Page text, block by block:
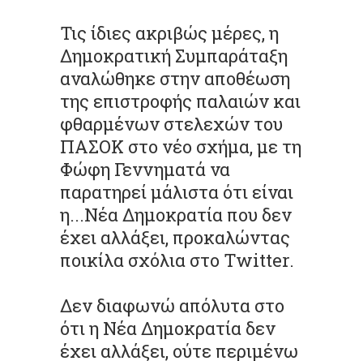
Τις ίδιες ακριβώς μέρες, η
Δημοκρατική Συμπαράταξη
αναλώθηκε στην αποθέωση
της επιστροφής παλαιών και
φθαρμένων στελεχών του
ΠΑΣΟΚ στο νέο σχήμα, με τη
Φώφη Γεννηματά να
παρατηρεί μάλιστα ότι είναι
η...Νέα Δημοκρατία που δεν
έχει αλλάξει, προκαλώντας
ποικίλα σχόλια στο Twitter.
Δεν διαφωνώ απόλυτα στο
ότι η Νέα Δημοκρατία δεν
έχει αλλάξει, ούτε περιμένω